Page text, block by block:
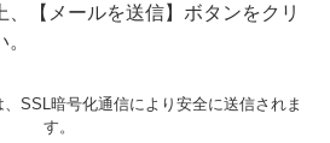
、【メールを送信】ボタンをクリ
SSL暗号化通信により安全に送信されま
す。